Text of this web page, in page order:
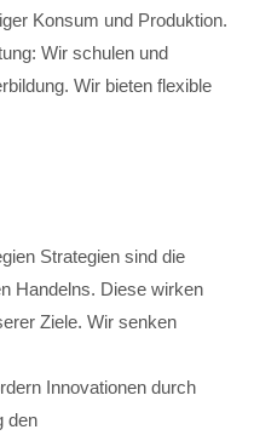
Konsum und Produktion.
Wir schulen und
Wir bieten flexible
Strategien sind die
Handelns. Diese wirken
Ziele. Wir senken
Innovationen durch
den